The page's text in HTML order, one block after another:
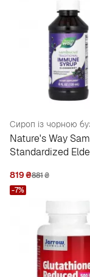
Сироп із чорною
Nature's Way
Standardized
819₴881₴
-7%